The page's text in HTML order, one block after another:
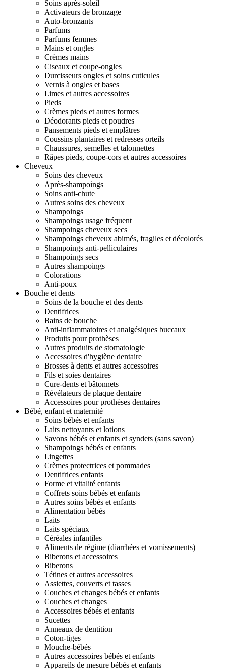
Soins après-soleil
Activateurs de bronzage
Auto-bronzants
Parfums
Parfums femmes
Mains et ongles
Crèmes mains
Ciseaux et coupe-ongles
Durcisseurs ongles et soins cuticules
Vernis à ongles et bases
Limes et autres accessoires
Pieds
Crèmes pieds et autres formes
Déodorants pieds et poudres
Pansements pieds et emplâtres
Coussins plantaires et redresses orteils
Chaussures, semelles et talonnettes
Râpes pieds, coupe-cors et autres accessoires
Cheveux
Soins des cheveux
Après-shampoings
Soins anti-chute
Autres soins des cheveux
Shampoings
Shampoings usage fréquent
Shampoings cheveux secs
Shampoings cheveux abimés, fragiles et décolorés
Shampoings anti-pelliculaires
Shampoings secs
Autres shampoings
Colorations
Anti-poux
Bouche et dents
Soins de la bouche et des dents
Dentifrices
Bains de bouche
Anti-inflammatoires et analgésiques buccaux
Produits pour prothèses
Autres produits de stomatologie
Accessoires d'hygiène dentaire
Brosses à dents et autres accessoires
Fils et soies dentaires
Cure-dents et bâtonnets
Révélateurs de plaque dentaire
Accessoires pour prothèses dentaires
Bébé, enfant et maternité
Soins bébés et enfants
Laits nettoyants et lotions
Savons bébés et enfants et syndets (sans savon)
Shampoings bébés et enfants
Lingettes
Crèmes protectrices et pommades
Dentifrices enfants
Forme et vitalité enfants
Coffrets soins bébés et enfants
Autres soins bébés et enfants
Alimentation bébés
Laits
Laits spéciaux
Céréales infantiles
Aliments de régime (diarrhées et vomissements)
Biberons et accessoires
Biberons
Tétines et autres accessoires
Assiettes, couverts et tasses
Couches et changes bébés et enfants
Couches et changes
Accessoires bébés et enfants
Sucettes
Anneaux de dentition
Coton-tiges
Mouche-bébés
Autres accessoires bébés et enfants
Appareils de mesure bébés et enfants